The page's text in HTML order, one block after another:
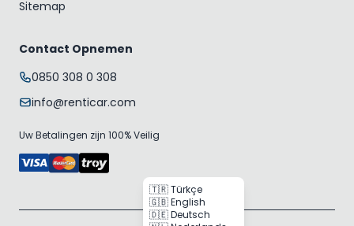
Sitemap
Contact Opnemen
0850 308 0 308
info@renticar.com
Uw Betalingen zijn 100% Veilig
🇹🇷 Türkçe
🇬🇧 English
🇩🇪 Deutsch